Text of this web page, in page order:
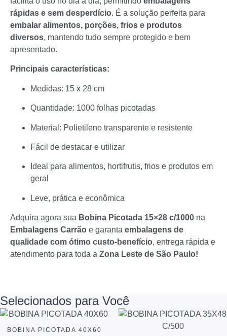
rápidas e sem desperdício. É a solução perfeita para
embalar alimentos, porções, frios e produtos
diversos, mantendo tudo sempre protegido e bem
apresentado.
Principais características:
Medidas: 15 x 28 cm
Quantidade: 1000 folhas picotadas
Material: Polietileno transparente e resistente
Fácil de destacar e utilizar
Ideal para alimentos, hortifrutis, frios e produtos em
geral
Leve, prática e econômica
Adquira agora sua Bobina Picotada 15×28 c/1000 na
Embalagens Carrão e garanta embalagens de
qualidade com ótimo custo-benefício, entrega rápida e
atendimento para toda a Zona Leste de São Paulo!
Selecionados para Você
BOBINA PICOTADA 40X60